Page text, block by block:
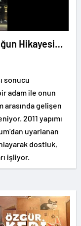
Hikayesi
sonucu
adam ile onun
arasında gelişen
2011 yapımı
uyarlanan
dostluk,
işliyor.